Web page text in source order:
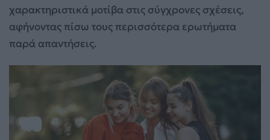
χαρακτηριστικά μοτίβα στις σύγχρονες σχέσεις,
αφήνοντας πίσω τους περισσότερα ερωτήματα
παρά απαντήσεις.